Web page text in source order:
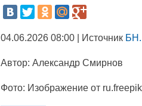
04.06.2026 08:00 | Источник
Автор: Александр Смирнов
Фото: Изображение от